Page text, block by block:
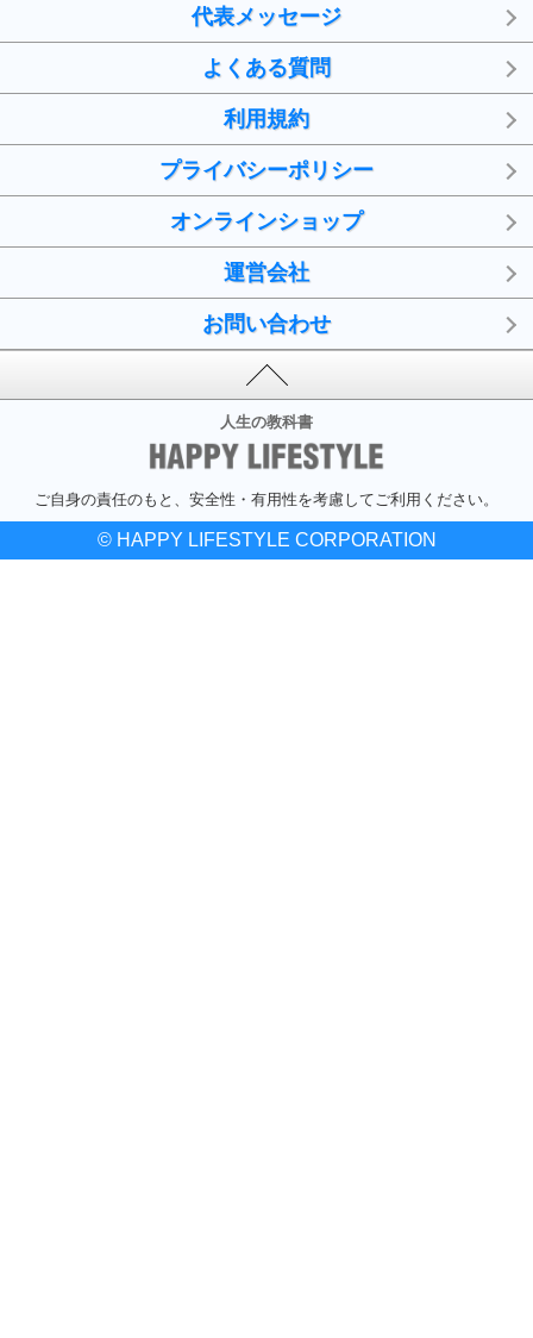
代表メッセージ
よくある質問
利用規約
プライバシーポリシー
オンラインショップ
運営会社
お問い合わせ
人生の教科書
ご自身の責任のもと、安全性・有用性を考慮してご利用ください。
© HAPPY LIFESTYLE CORPORATION